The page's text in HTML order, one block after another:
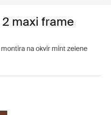
maxi frame
na okvir mint zelene
kaki
Brušena žuta
2 Maxi Mint Green (selected)
Nexxt 2 Maxi Snow White
Yepp Nexxt 2 Maxi Akvamarin
Yepp Nexxt 2 Maxi Chocolate